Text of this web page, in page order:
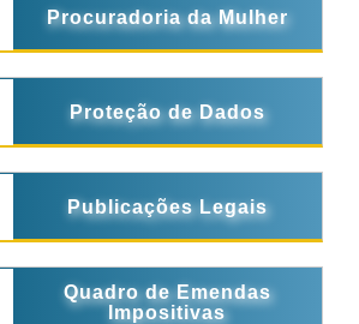
Procuradoria da Mulher
Proteção de Dados
Publicações Legais
Quadro de Emendas
Impositivas